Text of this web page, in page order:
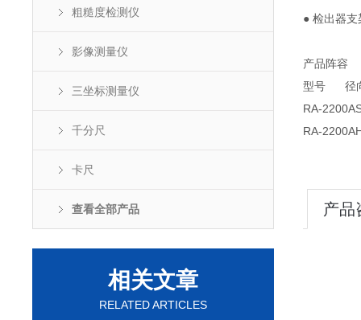
粗糙度检测仪
影像测量仪
三坐标测量仪
千分尺
卡尺
查看全部产品
相关文章
RELATED ARTICLES
● 检出器
产品阵容
型号 径
RA-
RA-
产品